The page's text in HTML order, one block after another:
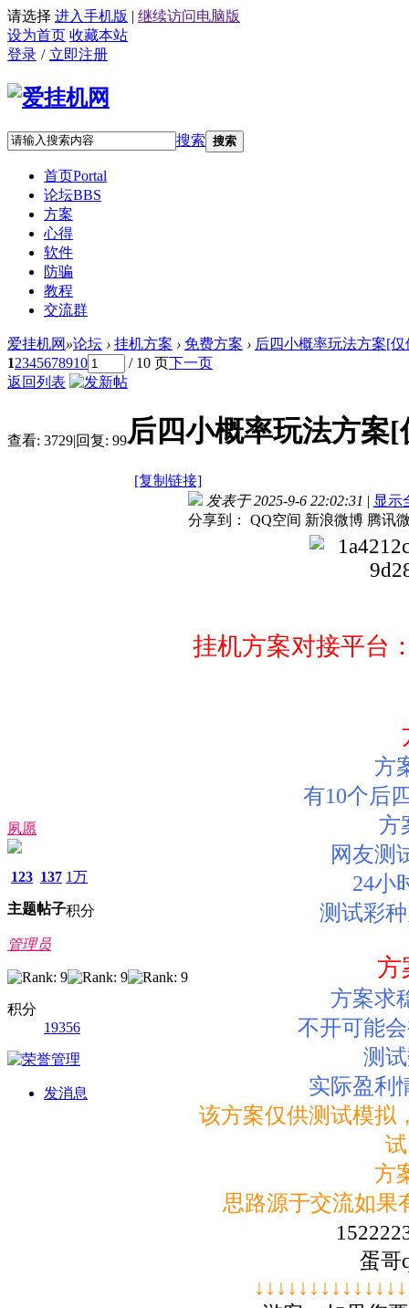
请选择 进入手机版 | 继续访问电脑版
设为首页 收藏本站
登录 / 立即注册
搜索 搜索
首页Portal
论坛BBS
方案
心得
软件
防骗
教程
交流群
爱挂机网 »论坛 › 挂机方案 › 免费方案 › 后四小概率玩法方案[
12345678910 / 10 页下一页
返回列表
查看: 3729|回复: 99后四小概率玩法方案
[复制链接]
夙愿
123
主题
137
帖子
1万
积分
管理员
积分
19356
发消息
发表于 2025-9-6 22:02:31 | 显示
分享到：
QQ空间 新浪微博 腾讯
挂机方案对接平台
方
有10个后
方
网友测
24小
测试彩
方
方案求
不开可能
测
实际盈利
该方案仅供测试模拟
方
思路源于交流如果
蛋哥
↓↓↓↓ ↓↓↓↓ ↓↓↓↓